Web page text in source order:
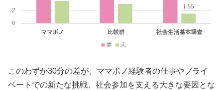
このわずか30分の差が、ママボノ経験者の仕事やプライ
ベートでの新たな挑戦、社会参加を支える大きな要因とな